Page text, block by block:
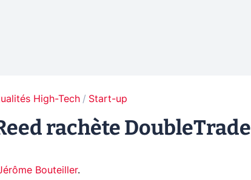
High-Tech Start-up
rachète DoubleTrade
Bouteiller.